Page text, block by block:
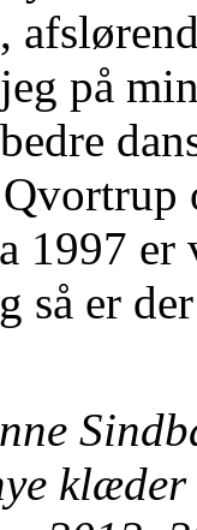
på
1997 er
så er